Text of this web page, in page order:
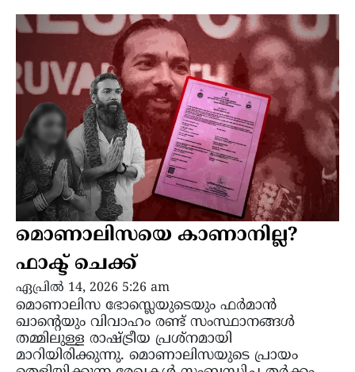
മൊണാലിസയെ കാണാനില്ല?
ഫാക്ട് ചെക്ക്
ഏപ്രിൽ 14, 2026 5:26 am
മൊണാലിസ ഭോസ്ലെയുടെയും ഫർമാൻ
ഖാന്റെയും വിവാഹം രണ്ട് സംസ്ഥാനങ്ങൾ
തമ്മിലുള്ള രാഷ്ട്രീയ പ്രശ്നമായി
മാറിയിരിക്കുന്നു. മൊണാലിസയുടെ പ്രായം